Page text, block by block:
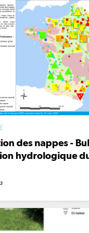
des nappes -
hydrologique